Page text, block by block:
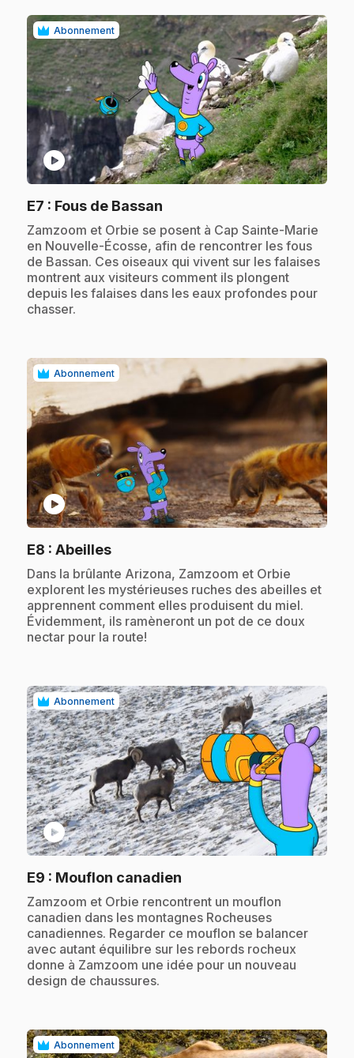
Abonnement
play_circle
E7 : Fous de Bassan
.Zamzoom et Orbie se posent à Cap Sainte-Marie
en Nouvelle-Écosse, afin de rencontrer les fous
de Bassan. Ces oiseaux qui vivent sur les falaises
montrent aux visiteurs comment ils plongent
depuis les falaises dans les eaux profondes pour
chasser.
Abonnement
play_circle
E8 : Abeilles.
.Dans la brûlante Arizona, Zamzoom et Orbie
explorent les mystérieuses ruches des abeilles et
apprennent comment elles produisent du miel.
Évidemment, ils ramèneront un pot de ce doux
nectar pour la route!
Abonnement
play_circle
E9 : Mouflon canadien
.Zamzoom et Orbie rencontrent un mouflon
canadien dans les montagnes Rocheuses
canadiennes. Regarder ce mouflon se balancer
avec autant équilibre sur les rebords rocheux
donne à Zamzoom une idée pour un nouveau
design de chaussures.
Abonnement